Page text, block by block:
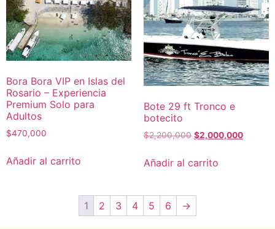
Bora Bora VIP en Islas del
Rosario – Experiencia
Premium Solo para
Adultos
$470,000
Añadir al carrito
Bote 29 ft Tronco e
botecito
$2,200,000 $2,000,000
Añadir al carrito
1 2 3 4 5 6 →